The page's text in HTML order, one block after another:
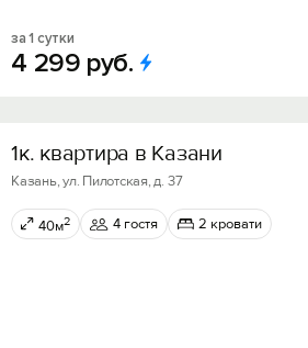
за 1 сутки
4 299 руб.
1к. квартира в Казани
Казань, ул. Пилотская, д. 37
40м2 4 гостя 2 кровати